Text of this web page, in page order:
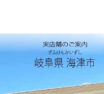
プレート